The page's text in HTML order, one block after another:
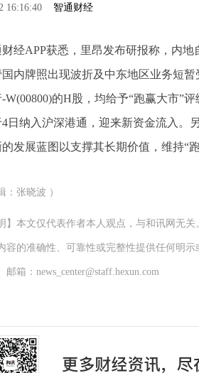
16:16:40 智通财经
财经APP获悉，里昂发布研报称，内
内牌照出现波折及中东地区业务短
W(00800)的H股，均给予“跑赢大市”
日纳入沪深港通，迎来新资金流入。
发展蓝图以支撑其长期价值，维持“跑
：张晓波 ）
】本文仅代表作者本人观点，与和讯网无
容的准确性、可靠性或完整性提供任何明
邮箱：news_center@staff.hexun.com